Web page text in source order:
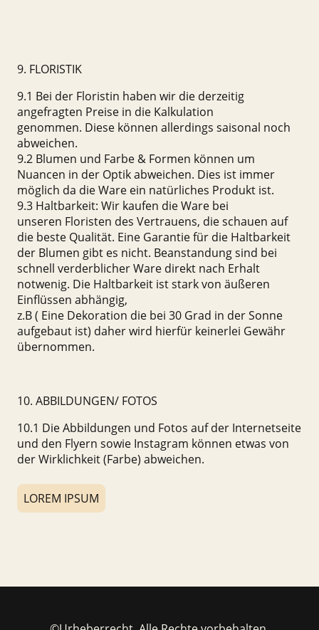
9. FLORISTIK
9.1 Bei der Floristin haben wir die derzeitig
angefragten Preise in die Kalkulation
genommen. Diese können allerdings saisonal noch
abweichen.
9.2 Blumen und Farbe & Formen können um
Nuancen in der Optik abweichen. Dies ist immer
möglich da die Ware ein natürliches Produkt ist.
9.3 Haltbarkeit: Wir kaufen die Ware bei
unseren Floristen des Vertrauens, die schauen auf
die beste Qualität. Eine Garantie für die Haltbarkeit
der Blumen gibt es nicht. Beanstandung sind bei
schnell verderblicher Ware direkt nach Erhalt
notwenig. Die Haltbarkeit ist stark von äußeren
Einflüssen abhängig,
z.B ( Eine Dekoration die bei 30 Grad in der Sonne
aufgebaut ist) daher wird hierfür keinerlei Gewähr
übernommen.
10. ABBILDUNGEN/ FOTOS
10.1 Die Abbildungen und Fotos auf der Internetseite
und den Flyern sowie Instagram können etwas von
der Wirklichkeit (Farbe) abweichen.
LOREM IPSUM